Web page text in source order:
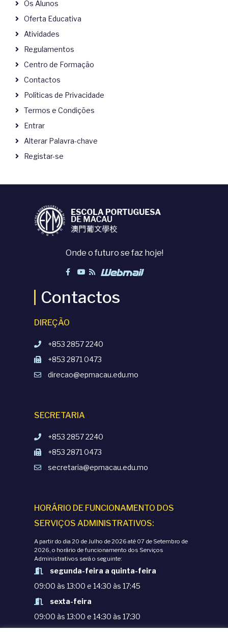
Os Alunos
Oferta Educativa
Atividades
Regulamentos
Centro de Formação
Contactos
Políticas de Privacidade
Termos e Condições
Entrar
Alterar Palavra-chave
Registar-se
Onde o futuro se faz hoje!
Contactos
DIREÇÃO
+853 2857 2240
+853 2871 0473
direcao@epmacau.edu.mo
SECRETARIA
+853 2857 2240
+853 2871 0473
secretaria@epmacau.edu.mo
HORÁRIO DE FUNCIONAMENTO DOS
SERVIÇOS ADMINISTRATIVOS:
A partir do dia 20 de Julho de 2026 até 07 de Setembro de
2026, o horário de funcionamento dos Serviços
Administrativos será o seguinte:
segunda-feira a quinta-feira
09:00 às 13:00 e 14:30 às 17:45
sexta-feira
09:00 às 13:00 e 14:30 às 17:30